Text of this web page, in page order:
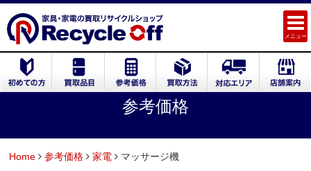
メニュー
参考価格
Home 参考価格 家電 マッサージ機